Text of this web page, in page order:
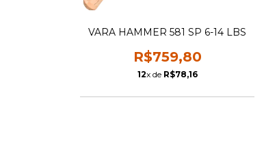
VARA HAMMER 581 SP 6-14 LBS
R$759,80
12x de R$78,16